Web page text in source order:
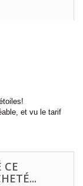
et vu le tarif
CE